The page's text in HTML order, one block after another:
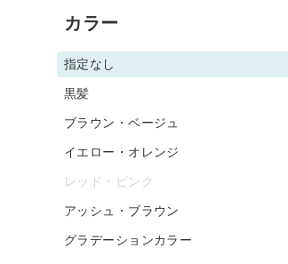
カラー
指定なし
黒髪
ブラウン・ベージュ
イエロー・オレンジ
レッド・ピンク
アッシュ・ブラウン
グラデーションカラー